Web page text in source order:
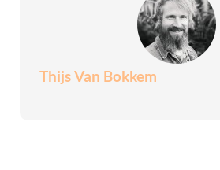
Thijs Van Bokkem